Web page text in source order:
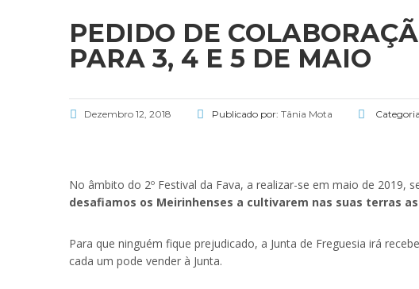
PEDIDO DE
PARA 3, 4 E 5 DE MAIO
Dezembro 12, 2018 Publicado por: Tânia Mota
No âmbito do 2º Festival da Fava, a realizar-se em maio de 2019,
desafiamos os Meirinhenses a cultivarem nas suas terras
Para que ninguém fique prejudicado, a Junta de Freguesia irá
cada um pode vender à Junta.